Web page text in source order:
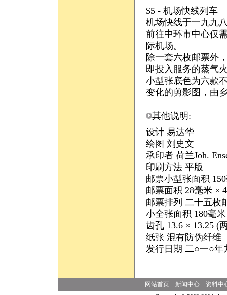
$5 - 机场快线列车
机场快线于一九九
前往中环市中心仅
际机场。
除一套六枚邮票外
即投入服务的蒸气
小型张底色为六款
变化的剪影图，由
其他说明:
设计 易达华
绘图 刘史文
承印者 荷兰Joh.
印刷方法 平版
邮票小型张面积
邮票面积 28毫米 ×
邮票排列 二十五枚
小全张面积 180毫
齿孔 13.6 × 13.25 (
纸张 混有防伪纤维
发行日期 二○一○年
网站首页 新闻中心
资料中